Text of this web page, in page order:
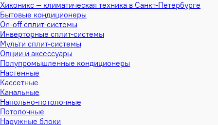
Хиконикс — климатическая техника в Санкт-Петербурге
Бытовые кондиционеры
On-off сплит-системы
Инверторные сплит-системы
Мульти сплит-системы
Опции и аксессуары
Полупромышленные кондиционеры
Настенные
Кассетные
Канальные
Напольно-потолочные
Потолочные
Наружные блоки